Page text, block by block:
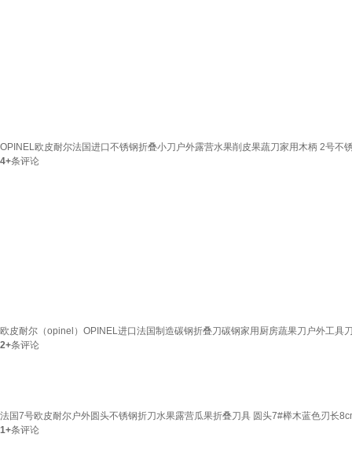
OPINEL欧皮耐尔法国进口不锈钢折叠小刀户外露营水果削皮果蔬刀家用木柄 2号不
4+条评论
欧皮耐尔（opinel）OPINEL进口法国制造碳钢折叠刀碳钢家用厨房蔬果刀户外工具
2+条评论
法国7号欧皮耐尔户外圆头不锈钢折刀水果露营瓜果折叠刀具 圆头7#榉木蓝色刃长
1+条评论